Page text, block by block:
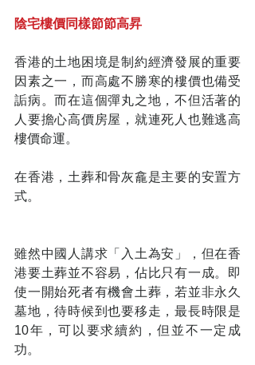
陰宅樓價同樣節節高昇
香港的土地困境是制約經濟發展的重要
因素之一，而高處不勝寒的樓價也備受
詬病。而在這個彈丸之地，不但活著的
人要擔心高價房屋，就連死人也難逃高
樓價命運。
在香港，土葬和骨灰龕是主要的安置方
式。
雖然中國人講求「入土為安」，但在香
港要土葬並不容易，佔比只有一成。即
使一開始死者有機會土葬，若並非永久
墓地，待時候到也要移走，最長時限是
10年，可以要求續約，但並不一定成
功。